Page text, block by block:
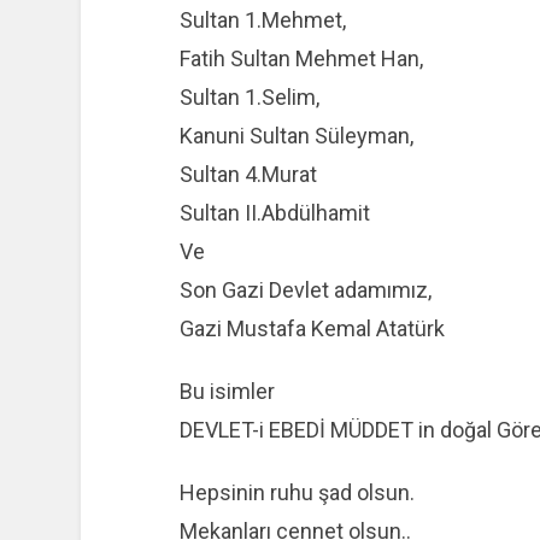
Sultan 1.Mehmet,
Fatih Sultan Mehmet Han,
Sultan 1.Selim,
Kanuni Sultan Süleyman,
Sultan 4.Murat
Sultan II.Abdülhamit
Ve
Son Gazi Devlet adamımız,
Gazi Mustafa Kemal Atatürk
Bu isimler
DEVLET-i EBEDİ MÜDDET in doğal
Hepsinin ruhu şad olsun.
Mekanları cennet olsun..